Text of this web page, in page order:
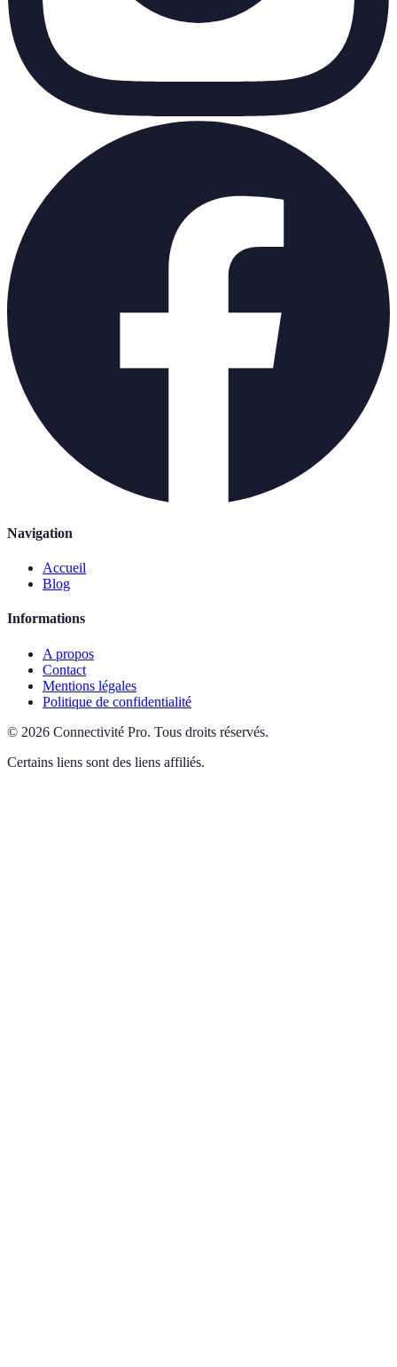
Navigation
Accueil
Blog
Informations
A propos
Contact
Mentions légales
Politique de confidentialité
© 2026 Connectivité Pro. Tous droits réservés.
Certains liens sont des liens affiliés.